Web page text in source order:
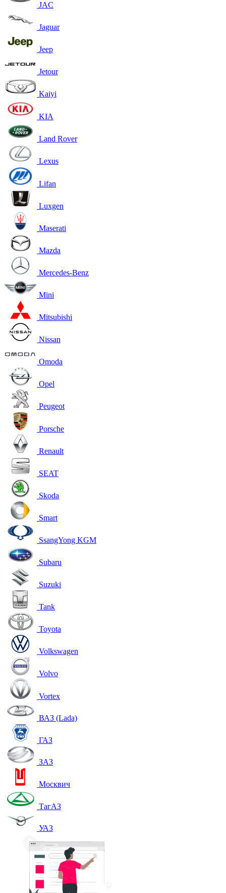
JAC
Jaguar
Jeep
Jetour
Kaiyi
KIA
Land Rover
Lexus
Lifan
Luxgen
Maserati
Mazda
Mercedes-Benz
Mini
Mitsubishi
Nissan
Omoda
Opel
Peugeot
Porsche
Renault
SEAT
Skoda
Smart
SsangYong KGM
Subaru
Suzuki
Tank
Toyota
Volkswagen
Volvo
Vortex
ВАЗ (Lada)
ГАЗ
ЗАЗ
Москвич
ТагАЗ
УАЗ